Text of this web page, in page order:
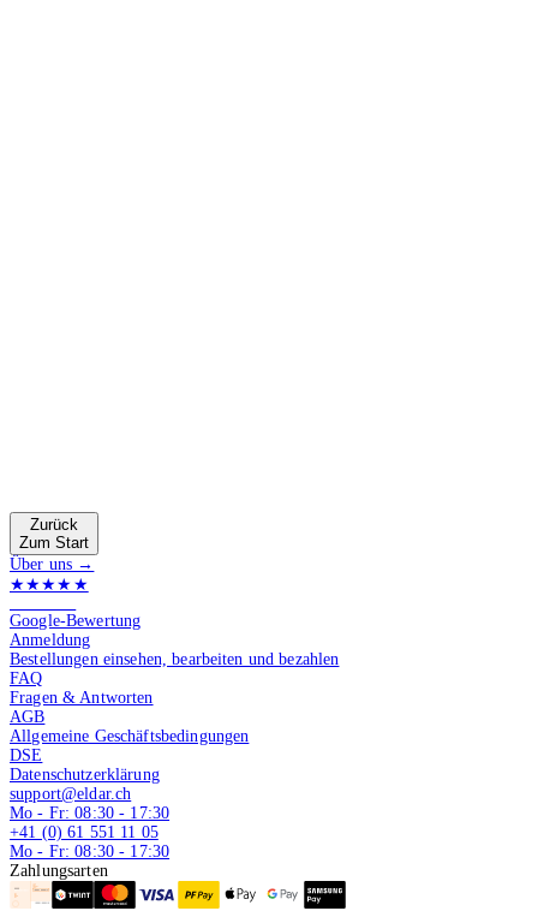
Zurück
Zum Start
Über uns →
★★★★★
Google-Bewertung
Anmeldung
Bestellungen einsehen, bearbeiten und bezahlen
FAQ
Fragen & Antworten
AGB
Allgemeine Geschäftsbedingungen
DSE
Datenschutzerklärung
support@eldar.ch
Mo - Fr: 08:30 - 17:30
+41 (0) 61 551 11 05
Mo - Fr: 08:30 - 17:30
Zahlungsarten